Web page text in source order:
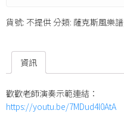
貨號: 不提供分類: 薩克斯風樂譜
資訊
歡歡老師演奏示範連結：
https://youtu.be/7MDud4l0AtA